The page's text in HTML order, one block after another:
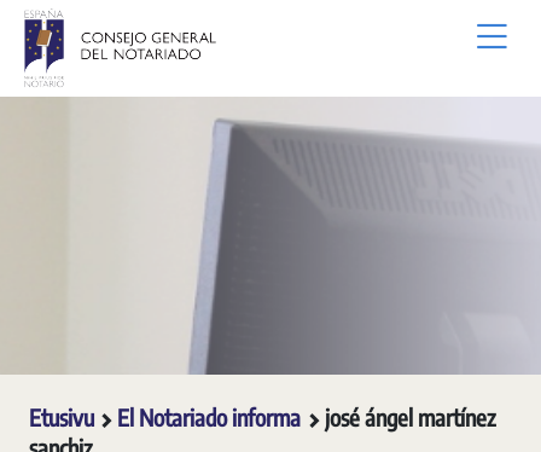
Siirry pääsisältöön
Etusivu El Notariado informa
josé ángel martínez